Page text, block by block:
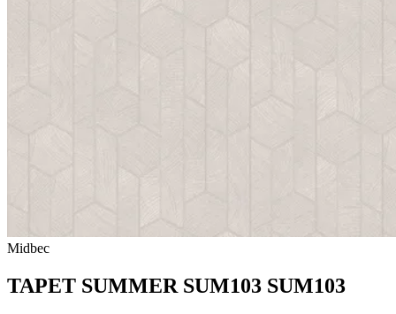
Midbec
TAPET SUMMER SUM103 SUM103